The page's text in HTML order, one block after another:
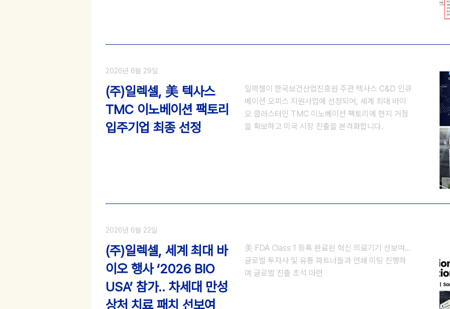
2026년 6월 29일
(주)일렉셀, 美 텍사스
TMC 이노베이션 팩토리
입주기업 최종 선정
일렉셀이 한국보건산업진흥원 주관 텍사스 C&D 인큐
베이션 오피스 지원사업에 선정되어, 세계 최대 바이
오 클러스터인 TMC 이노베이션 팩토리에 현지 거점
을 확보하고 미국 시장 진출을 본격화합니다.
2026년 6월 22일
(주)일렉셀, 세계 최대 바
이오 행사 ‘2026 BIO
USA’ 참가.. 차세대 만성
상처 치료 패치 선보여
美 FDA Class 1 등록 완료된 혁신 의료기기 선보여…
글로벌 투자사 및 유통 파트너들과 연쇄 미팅 진행하
며 글로벌 진출 초석 마련